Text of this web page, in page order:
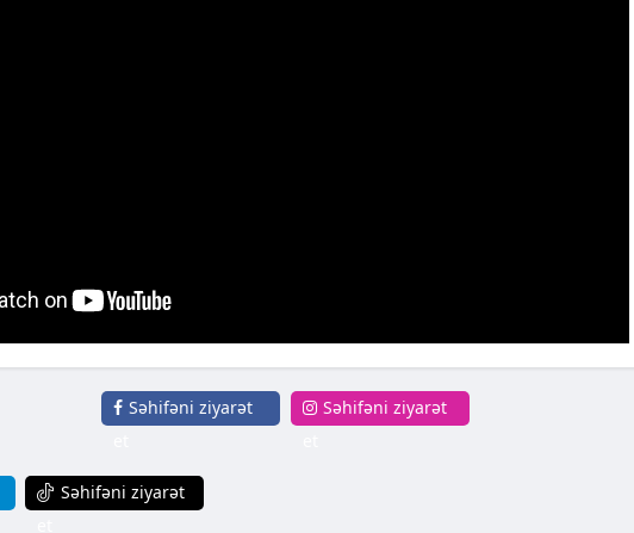
Səhifəni ziyarət
Səhifəni ziyarət
Səhifəni ziyarət